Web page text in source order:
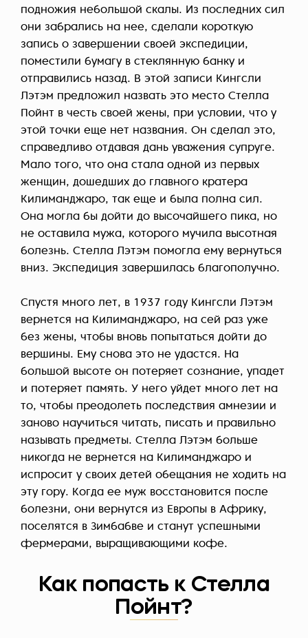
подножия небольшой скалы. Из последних сил
они забрались на нее, сделали короткую
запись о завершении своей экспедиции,
поместили бумагу в стеклянную банку и
отправились назад. В этой записи Кингсли
Лэтэм предложил назвать это место Стелла
Пойнт в честь своей жены, при условии, что у
этой точки еще нет названия. Он сделал это,
справедливо отдавая дань уважения супруге.
Мало того, что она стала одной из первых
женщин, дошедших до главного кратера
Килиманджаро, так еще и была полна сил.
Она могла бы дойти до высочайшего пика, но
не оставила мужа, которого мучила высотная
болезнь. Стелла Лэтэм помогла ему вернуться
вниз. Экспедиция завершилась благополучно.
Спустя много лет, в 1937 году Кингсли Лэтэм
вернется на Килиманджаро, на сей раз уже
без жены, чтобы вновь попытаться дойти до
вершины. Ему снова это не удастся. На
большой высоте он потеряет сознание, упадет
и потеряет память. У него уйдет много лет на
то, чтобы преодолеть последствия амнезии и
заново научиться читать, писать и правильно
называть предметы. Стелла Лэтэм больше
никогда не вернется на Килиманджаро и
испросит у своих детей обещания не ходить на
эту гору. Когда ее муж восстановится после
болезни, они вернутся из Европы в Африку,
поселятся в Зимбабве и станут успешными
фермерами, выращивающими кофе.
Как попасть к Стелла
Пойнт?